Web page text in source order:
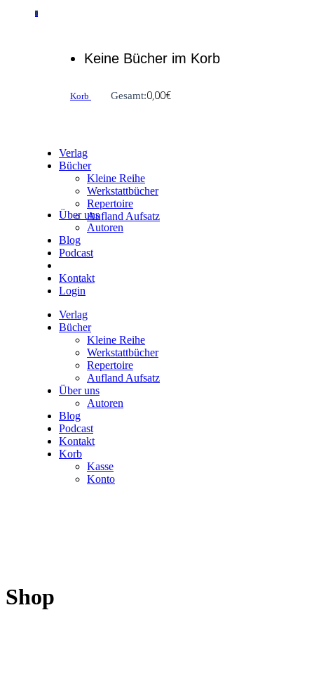
0
Keine Bücher im Korb
Korb Gesamt:0,00€
Verlag
Bücher
Kleine Reihe
Werkstattbücher
Repertoire
Aufland Aufsatz
Über uns
Autoren
Blog
Podcast
Kontakt
Login
Verlag
Bücher
Kleine Reihe
Werkstattbücher
Repertoire
Aufland Aufsatz
Über uns
Autoren
Blog
Podcast
Kontakt
Korb
Kasse
Konto
Shop